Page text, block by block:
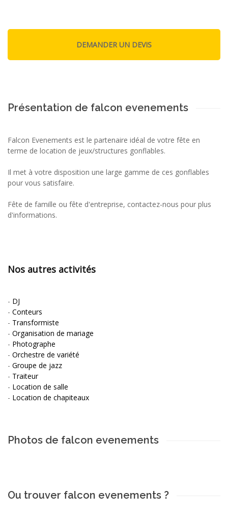
Présentation de falcon evenements
Falcon Evenements est le partenaire idéal de votre fête en
terme de location de jeux/structures gonflables.
Il met à votre disposition une large gamme de ces gonflables
pour vous satisfaire.
Fête de famille ou fête d'entreprise, contactez-nous pour plus
d'informations.
Nos autres activités
- DJ
- Conteurs
- Transformiste
- Organisation de mariage
- Photographe
- Orchestre de variété
- Groupe de jazz
- Traiteur
- Location de salle
- Location de chapiteaux
Photos de falcon evenements
Ou trouver falcon evenements ?